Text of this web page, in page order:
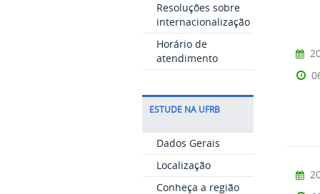
Resoluções sobre
internacionalização
Horário de
atendimento
ESTUDE NA UFRB
Dados Gerais
Localização
Conheça a região